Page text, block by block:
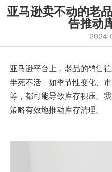
亚马逊卖不动的老
告推动
2024-
亚马逊平台上，老品的销售
半死不活，如季节性变化、
等，都可能导致库存积压。
策略有效地推动库存清理。